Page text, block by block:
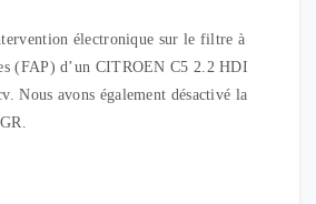
électronique sur le filtre à
(FAP) d’un CITROEN C5 2.2 HDI
Nous avons également désactivé la